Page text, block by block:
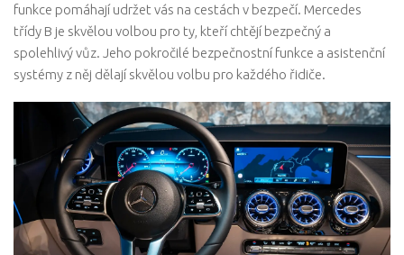
funkce pomáhají udržet vás na cestách v bezpečí. Mercedes
třídy B je skvělou volbou pro ty, kteří chtějí bezpečný a
spolehlivý vůz. Jeho pokročilé bezpečnostní funkce a asistenční
systémy z něj dělají skvělou volbu pro každého řidiče.